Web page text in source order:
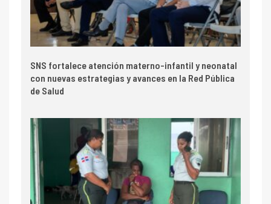
SNS fortalece atención materno-infantil y neonatal
con nuevas estrategias y avances en la Red Pública
de Salud